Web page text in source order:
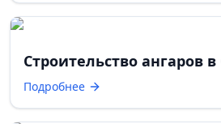
Строительство ангаров
Подробнее